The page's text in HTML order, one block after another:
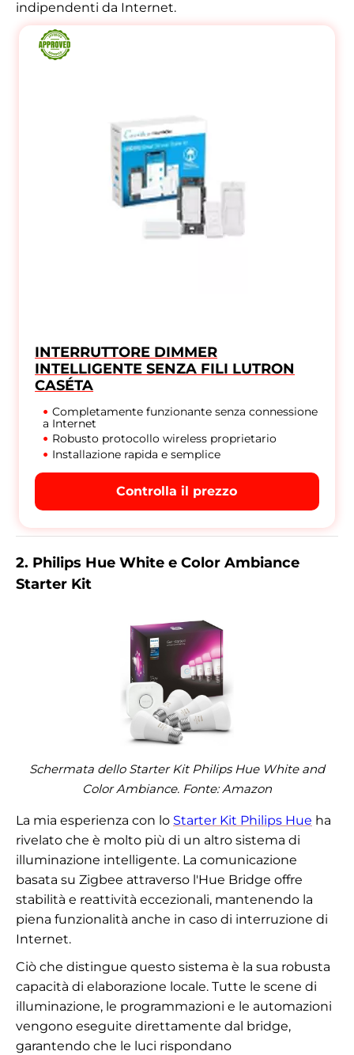
indipendenti da Internet.
INTERRUTTORE DIMMER
INTELLIGENTE SENZA FILI LUTRON
CASÉTA
Completamente funzionante senza connessione
a Internet
Robusto protocollo wireless proprietario
Installazione rapida e semplice
Controlla il prezzo
2. Philips Hue White e Color Ambiance
Starter Kit
Schermata dello Starter Kit Philips Hue White and
Color Ambiance. Fonte:Amazon
La mia esperienza con lo Starter Kit Philips Hue ha
rivelato che è molto più di un altro sistema di
illuminazione intelligente. La comunicazione
basata su Zigbee attraverso l'Hue Bridge offre
stabilità e reattività eccezionali, mantenendo la
piena funzionalità anche in caso di interruzione di
Internet.
Ciò che distingue questo sistema è la sua robusta
capacità di elaborazione locale. Tutte le scene di
illuminazione, le programmazioni e le automazioni
vengono eseguite direttamente dal bridge,
garantendo che le luci rispondano